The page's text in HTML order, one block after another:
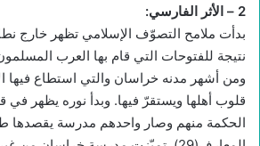
2 – الأثر الفارسي:
بدأت ملامح التصوّف الإسلامي تظهر خارج
نتيجة للفتوحات التي قام بها العرب
ومن أشهر مدنه خراسان والتي استطاع فيها
قلوب أهلها ويستقرّ فيها. وبدأ نوره يظهر في
الحكمة منهم وصار واحدهم مدرسة يقصدها